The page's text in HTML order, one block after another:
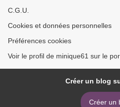
C.G.U.
Cookies et données personnelles
Préférences cookies
Voir le profil de minique61 sur le
Créer un blog
Créer un